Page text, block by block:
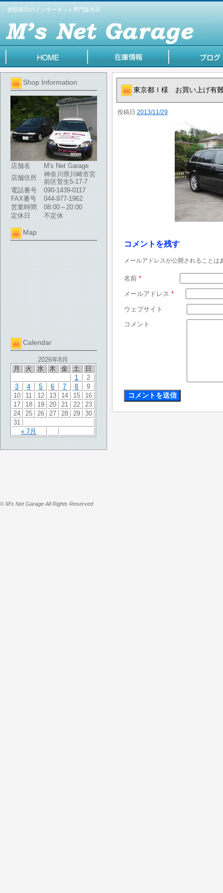
総額表示のインターネット専門販売店
Shop Information
店舗名
M's Net Garage
店舗住所
神奈川県川崎市宮
前区菅生5-17-7
電話番号
090-1439-0117
FAX番号
044-977-1962
営業時間
08:00～20:00
定休日
不定休
Map
Calendar
2026年8月
月
火 水 木 金 土 日
« 7月
1
2
3
4 5 6 7 8
9
10
11 12 13 14 15
16
17
18 19 20 21 22
23
24
25 26 27 28 29
30
31
東京都Ｉ様 お買い上げ有
投稿日 2013/11/29
コメントを残す
メールアドレスが公開されることは
名前 *
メールアドレス *
ウェブサイト
コメント
© M's Net Garage All Rights Reserved